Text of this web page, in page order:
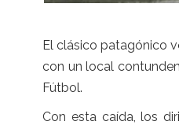
El clásico patagónico
con un local
Fútbol.
Con esta caída, los